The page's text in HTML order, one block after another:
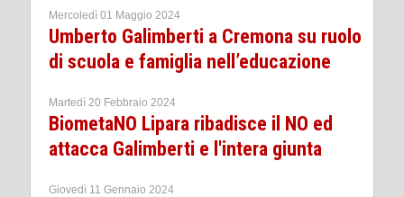
Mercoledì 01 Maggio 2024
Umberto Galimberti a Cremona su ruolo
di scuola e famiglia nell’educazione
Martedì 20 Febbraio 2024
BiometaNO Lipara ribadisce il NO ed
attacca Galimberti e l'intera giunta
Giovedì 11 Gennaio 2024